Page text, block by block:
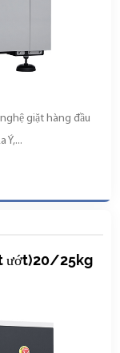
giặt hàng đầu
Ý,...
ướt)20/25kg